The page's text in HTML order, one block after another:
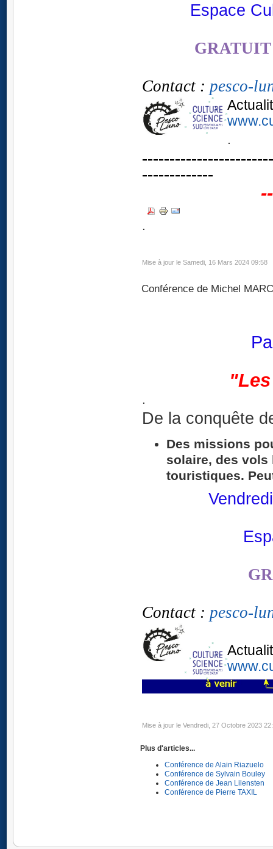
Espace
Contact : pesco-
.
-------------
.
Mise à jour le Samedi, 16 Mars 2024 09:58
Conférence de Michel
.
De la conquête
Des missions
solaire, des
touristiques.
Contact : pesco-
Mise à jour le Vendredi, 27 Octobre 2023
Plus d'articles...
Conférence de Alain Riazuelo
Conférence de Sylvain Bouley
Conférence de Jean Lilensten
Conférence de Pierre TAXIL